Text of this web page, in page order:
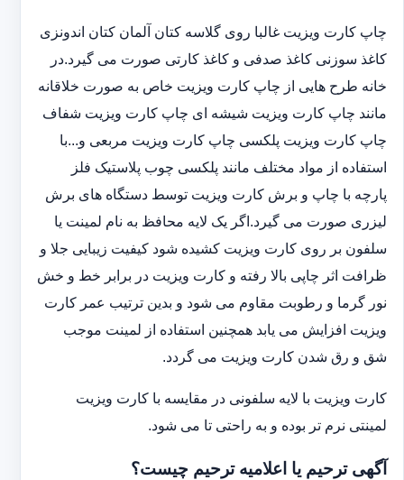
چاپ کارت ویزیت غالبا روی گلاسه کتان آلمان کتان اندونزی
کاغذ سوزنی کاغذ صدفی و کاغذ کارتی صورت می گیرد.در
خانه طرح هایی از چاپ کارت ویزیت خاص به صورت خلاقانه
مانند چاپ کارت ویزیت شیشه ای چاپ کارت ویزیت شفاف
چاپ کارت ویزیت پلکسی چاپ کارت ویزیت مربعی و...با
استفاده از مواد مختلف مانند پلکسی چوب پلاستیک فلز
پارچه با چاپ و برش کارت ویزیت توسط دستگاه های برش
لیزری صورت می گیرد.اگر یک لایه محافظ به نام لمینت یا
سلفون بر روی کارت ویزیت کشیده شود کیفیت زیبایی جلا و
ظرافت اثر چاپی بالا رفته و کارت ویزیت در برابر خط و خش
نور گرما و رطوبت مقاوم می شود و بدین ترتیب عمر کارت
ویزیت افزایش می یابد همچنین استفاده از لمینت موجب
شق و رق شدن کارت ویزیت می گردد.
کارت ویزیت با لایه سلفونی در مقایسه با کارت ویزیت
لمینتی نرم تر بوده و به راحتی تا می شود.
آگهی ترحیم یا اعلامیه ترحیم چیست؟